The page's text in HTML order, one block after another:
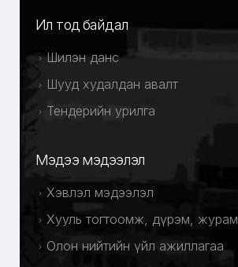
Ил тод байдал
Шилэн данс
Шууд худалдан авалт
Тендерийн урилга
Мэдээ мэдээлэл
Хэвлэл мэдээлэл
Хууль тогтоомж, дүрэм, журам
Олон нийтийн үйл ажиллагаа